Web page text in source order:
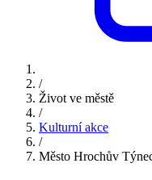
/
Život ve městě
/
Kulturní akce
/
Město Hrochův